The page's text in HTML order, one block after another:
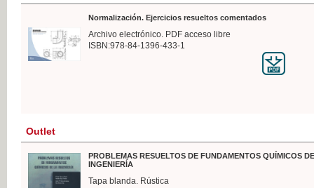
Normalización. Ejercicios resueltos comentados
Archivo electrónico. PDF acceso libre
ISBN:978-84-1396-433-1
Outlet
PROBLEMAS RESUELTOS DE FUNDAMENTOS QUÍMICOS
INGENIERÍA
Tapa blanda. Rústica